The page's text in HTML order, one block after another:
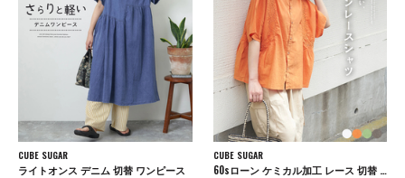
CUBE SUGAR
ライトオンス デニム 切替 ワンピース
CUBE SUGAR
60sローン ケミカル加工 レース 切替 ドルマン シャツ